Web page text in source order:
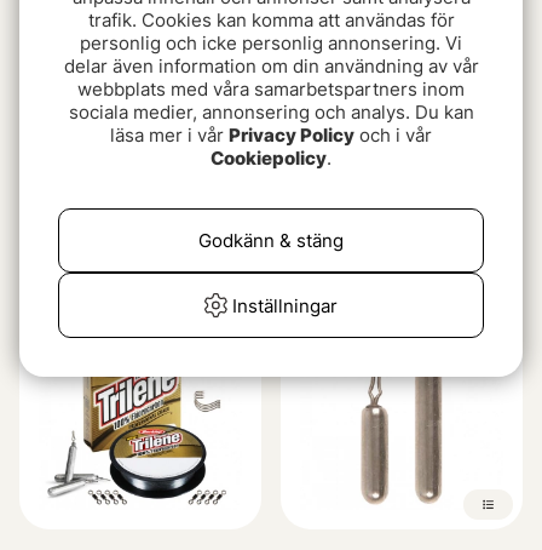
Weight
29 kr
29 kr
trafik. Cookies kan komma att användas för
personlig och icke personlig annonsering. Vi
delar även information om din användning av vår
webbplats med våra samarbetspartners inom
sociala medier, annonsering och analys. Du kan
läsa mer i vår Privacy Policy och i vår
Cookiepolicy.
Inställningar
Godkänn & stäng